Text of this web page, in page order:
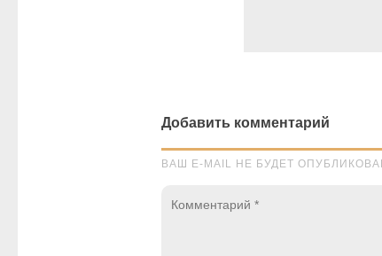
Добавить комментарий
ВАШ E-MAIL НЕ БУДЕТ